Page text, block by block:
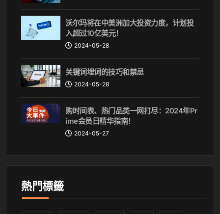
沃尔玛将在中美洲加大投资力度，计划投
入超过10亿美元！
2024-05-28
关键词埋词的技巧和禁忌
2024-05-28
购时间表、热门品类一网打尽：2024年Pr
ime会员日精华指南！
2024-05-27
熱門標籤